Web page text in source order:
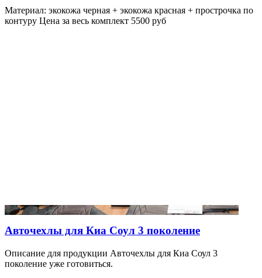
Материал: экокожа черная + экокожа красная + прострочка по
контуру Цена за весь комплект 5500 руб
Авточехлы для Киа Соул 3 поколение
Описание для продукции Авточехлы для Киа Соул 3
поколение уже готовиться.